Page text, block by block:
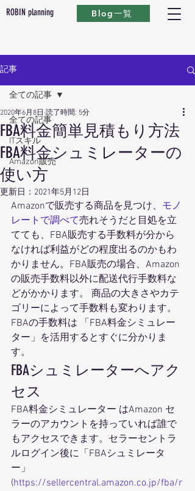
ROBIN planning Blog一覧
記事
全ての記事
ITスキル
Amazon販売
全ての記事
FBA料金簡単見積もり方法
FBA料金シュミレーターの
使い方
2020年6月8日 読了時間: 5分
更新日： 2021年5月12日
Amazonで販売する商品を見つけ、 モノ
レートで調べて売れそうだと目処を立
てても、FBA販売する手数料が分から
なければ利益がどの程度出るのかもわ
かりません。FBA販売の場合、Amazon
の販売手数料以外に配送代行手数料な
どがかかります。 商品の大きさやカテ
ゴリーによって手数料も変わります。
FBAの手数料は 「FBA料金シミュレー
ター」を活用するとすぐに分かりま
す。
FBAシュミレーターへアク
セス
FBA料金シミュレーター はAmazon セ
ラーのアカウントを持っていれば誰で
もアクセスできます。セラーセントラ
ルログイン後に「FBAシュミレータ
ー」
(https://sellercentral.amazon.co.jp/fba/r